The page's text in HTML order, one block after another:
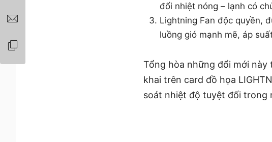
đổi nhiệt nóng – lạnh có
Lightning Fan độc quyền,
luồng gió mạnh mẽ, áp
Tổng hòa những đổi mới
khai trên card đồ họa
soát nhiệt độ tuyệt đối trong